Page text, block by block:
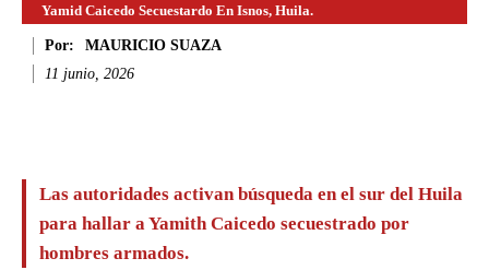
Yamid Caicedo Secuestardo En Isnos, Huila.
Por:
MAURICIO SUAZA
11 junio, 2026
Las autoridades activan búsqueda en el sur del Huila
para hallar a Yamith Caicedo secuestrado por
hombres armados.